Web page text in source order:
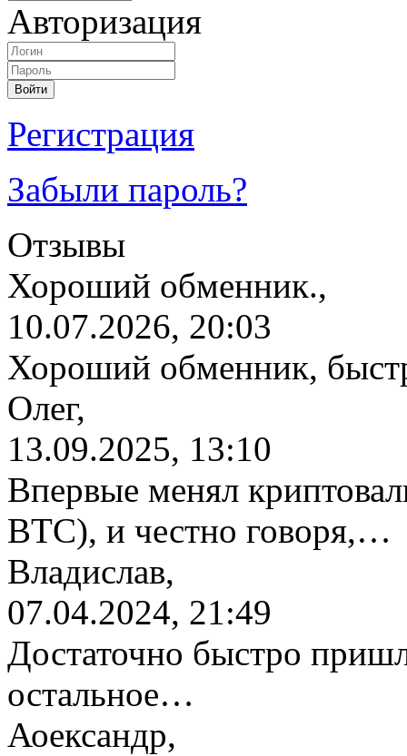
Авторизация
Регистрация
Забыли пароль?
Отзывы
Хороший обменник.,
10.07.2026, 20:03
Хороший обменник,
Олег,
13.09.2025, 13:10
Впервые менял
BTC), и честно говоря,…
Владислав,
07.04.2024, 21:49
Достаточно быстро
остальное…
Аоександр,